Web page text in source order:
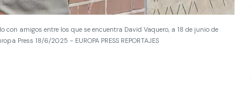
amigos entre los que se encuentra David Vaquero, a 18 de junio de
Press 18/6/2025 - EUROPA PRESS REPORTAJES